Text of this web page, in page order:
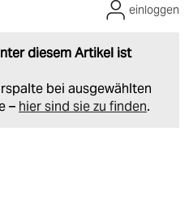
diesem Artikel ist
bei ausgewählten
– hier sind sie zu finden.
einloggen